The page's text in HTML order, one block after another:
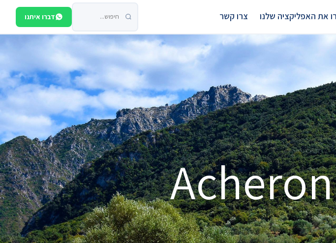
את האפליקציה שלנו צרו קשר דברו איתנו